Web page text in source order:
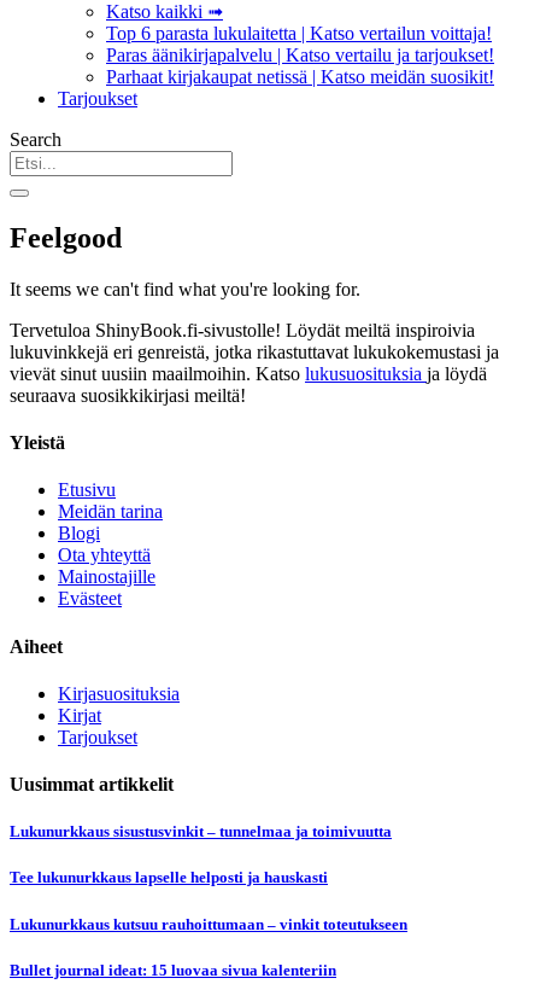
Katso kaikki ➟
Top 6 parasta lukulaitetta | Katso vertailun voittaja!
Paras äänikirjapalvelu | Katso vertailu ja tarjoukset!
Parhaat kirjakaupat netissä | Katso meidän suosikit!
Tarjoukset
Search
Feelgood
It seems we can't find what you're looking for.
Tervetuloa ShinyBook.fi-sivustolle! Löydät meiltä inspiroivia
lukuvinkkejä eri genreistä, jotka rikastuttavat lukukokemustasi ja
vievät sinut uusiin maailmoihin. Katso lukusuosituksia ja löydä
seuraava suosikkikirjasi meiltä!
Yleistä
Etusivu
Meidän tarina
Blogi
Ota yhteyttä
Mainostajille
Evästeet
Aiheet
Kirjasuosituksia
Kirjat
Tarjoukset
Uusimmat artikkelit
Lukunurkkaus sisustusvinkit – tunnelmaa ja toimivuutta
Tee lukunurkkaus lapselle helposti ja hauskasti
Lukunurkkaus kutsuu rauhoittumaan – vinkit toteutukseen
Bullet journal ideat: 15 luovaa sivua kalenteriin